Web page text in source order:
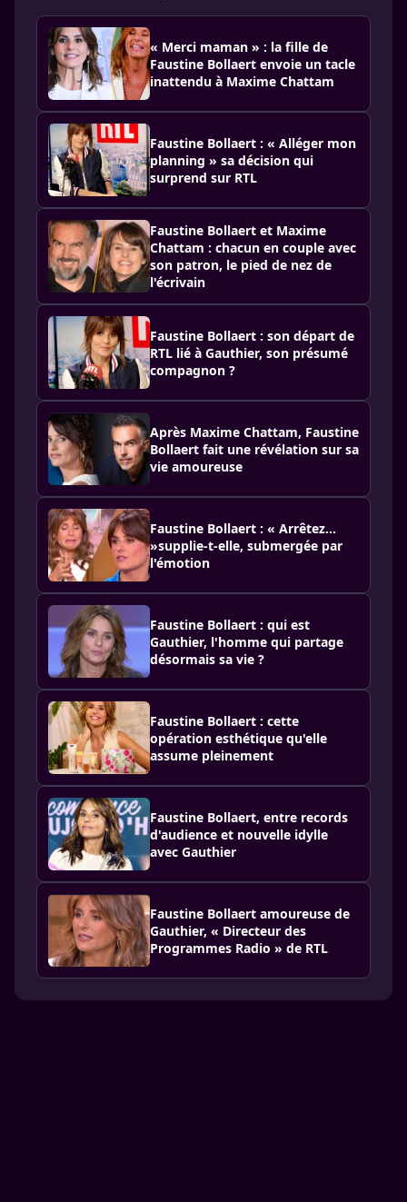
« Merci maman » : la fille de
Faustine Bollaert envoie un tacle
inattendu à Maxime Chattam
Faustine Bollaert : « Alléger mon
planning » sa décision qui
surprend sur RTL
Faustine Bollaert et Maxime
Chattam : chacun en couple avec
son patron, le pied de nez de
l'écrivain
Faustine Bollaert : son départ de
RTL lié à Gauthier, son présumé
compagnon ?
Après Maxime Chattam, Faustine
Bollaert fait une révélation sur sa
vie amoureuse
Faustine Bollaert : « Arrêtez…
»supplie-t-elle, submergée par
l'émotion
Faustine Bollaert : qui est
Gauthier, l'homme qui partage
désormais sa vie ?
Faustine Bollaert : cette
opération esthétique qu'elle
assume pleinement
Faustine Bollaert, entre records
d'audience et nouvelle idylle
avec Gauthier
Faustine Bollaert amoureuse de
Gauthier, « Directeur des
Programmes Radio » de RTL